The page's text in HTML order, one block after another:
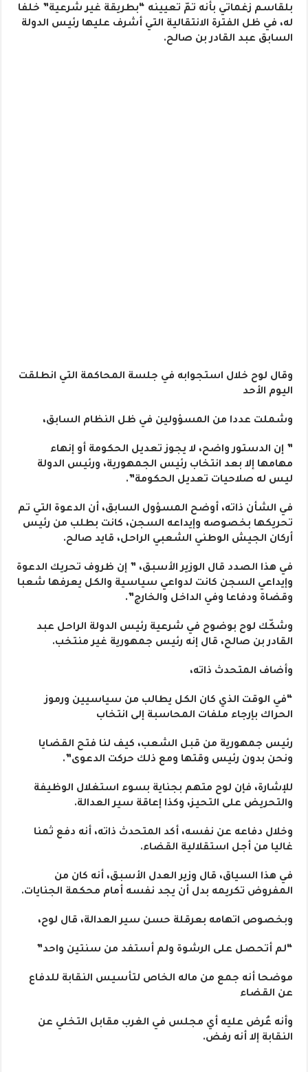
بلقاسم زغماتي بأنه تمّ تعيينه “بطريقة غير شرعية” خلفا
له، في ظل الفترة الانتقالية التي أشرف عليها رئيس الدولة
السابق عبد القادر بن صالح.
وقال لوح خلال استجوابه في جلسة المحاكمة التي انطلقت
اليوم الأحد
وشملت عددا من المسؤولين في ظل النظام السابق،
” إن الدستور واضح، لا يجوز تعديل الحكومة أو إنهاء
مهامها إلا بعد انتخاب رئيس الجمهورية، ورئيس الدولة
ليس له صلاحيات تعديل الحكومة”.
في الشأن ذاته، أوضح المسؤول السابق، أن الدعوة التي تم
تحريكها بخصوصه وإيداعه السجن، كانت بطلب من رئيس
أركان الجيش الوطني الشعبي الراحل، قايد صالح.
في هذا الصدد قال الوزير الأسبق، ” إن ظروف تحريك الدعوة
وإيداعي السجن كانت لدواعي سياسية والكل يعرفها شعبا
وقضاة ودفاعا وفي الداخل والخارج”.
وشكّك لوح بوضوح في شرعية رئيس الدولة الراحل عبد
القادر بن صالح، قال إنه رئيس جمهورية غير منتخب.
وأضاف المتحدث ذاته،
“في الوقت الذي كان الكل يطالب من سياسيين ورموز
الحراك بإرجاء ملفات المحاسبة إلى انتخاب
رئيس جمهورية من قبل الشعب، كيف لنا فتح القضايا
ونحن بدون رئيس وقتها ومع ذلك حركت الدعوى”.
للإشارة، فإن لوح متهم بجناية بسوء استغلال الوظيفة
والتحريض على التحيز، وكذا إعاقة سير العدالة.
وخلال دفاعه عن نفسه، أكد المتحدث ذاته، أنه دفع ثمنا
غاليا من أجل استقلالية القضاء.
في هذا السياق، قال وزير العدل الأسبق، أنه كان من
المفروض تكريمه بدل أن يجد نفسه أمام محكمة الجنايات.
وبخصوص اتهامه بعرقلة حسن سير العدالة، قال لوح،
“لم أتحصل على الرشوة ولم أستفد من سنتين واحد”
موضحا أنه جمع من ماله الخاص لتأسيس النقابة للدفاع
عن القضاء
وأنه عُرض عليه أي مجلس في الغرب مقابل التخلي عن
النقابة إلا أنه رفض.